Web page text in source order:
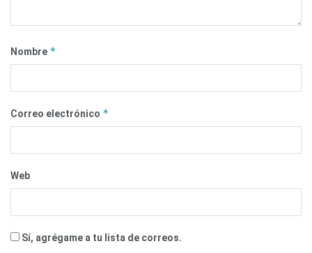
Nombre *
Correo electrónico *
Web
Sí, agrégame a tu lista de correos.